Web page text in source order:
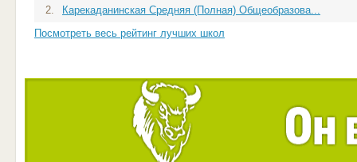
2.
Карекаданинская Средняя (Полная) Общеобразова...
Посмотреть весь рейтинг лучших школ